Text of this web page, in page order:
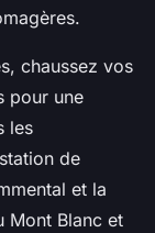
chaussez vos
pour une
les
de
et la
Mont Blanc et